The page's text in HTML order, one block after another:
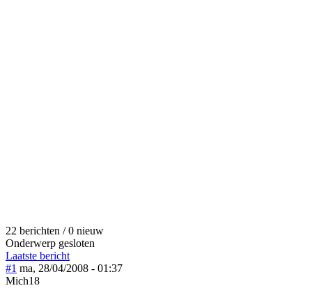
22 berichten / 0 nieuw
Onderwerp gesloten
Laatste bericht
#1 ma, 28/04/2008 - 01:37
Mich18